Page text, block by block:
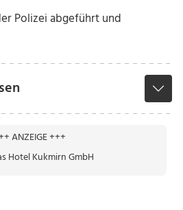
Polizei abgeführt und
ANZEIGE +++